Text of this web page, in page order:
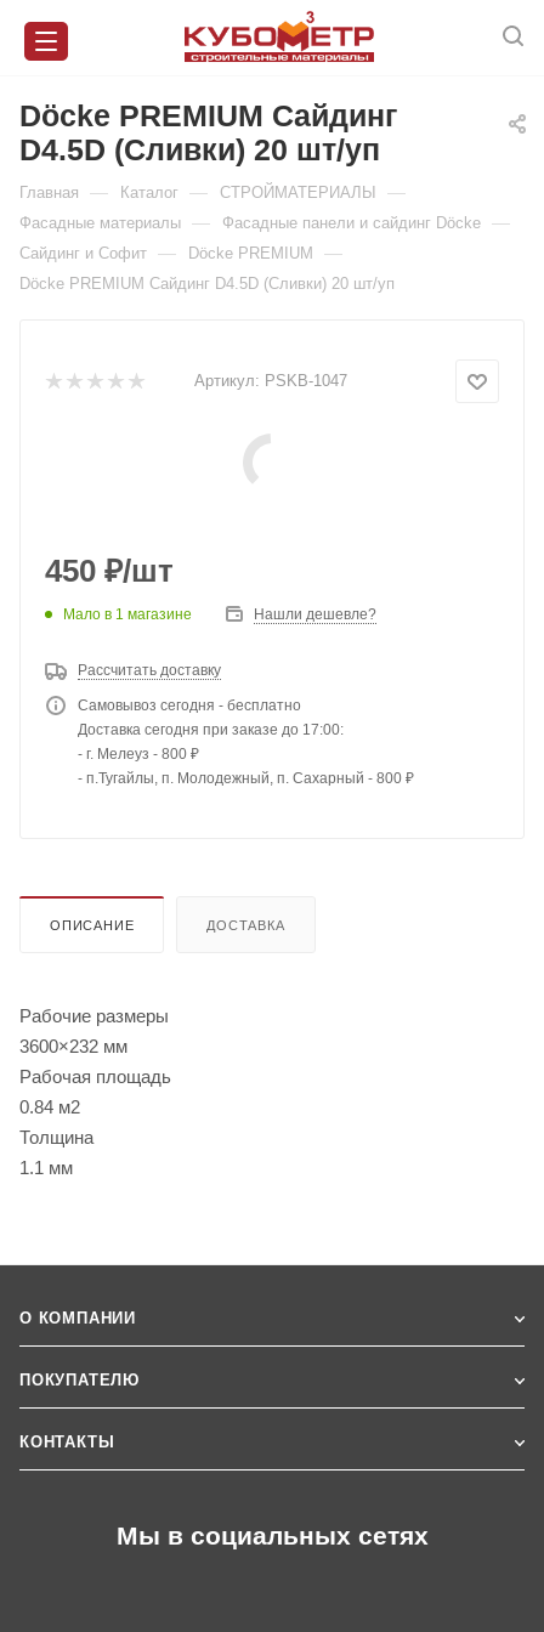
Döcke PREMIUM Сайдинг
D4.5D (Сливки) 20 шт/уп
Главная — Каталог — СТРОЙМАТЕРИАЛЫ —
Фасадные материалы — Фасадные панели и сайдинг Döcke —
Сайдинг и Софит — Döcke PREMIUM —
Döcke PREMIUM Сайдинг D4.5D (Сливки) 20 шт/уп
Артикул: PSKB-1047
450 ₽/шт
Мало в 1 магазине Нашли дешевле?
Рассчитать доставку
Самовывоз сегодня - бесплатно
Доставка сегодня при заказе до 17:00:
- г. Мелеуз - 800 ₽
- п.Тугайлы, п. Молодежный, п. Сахарный - 800 ₽
ОПИСАНИЕ ДОСТАВКА
Рабочие размеры
3600×232 мм
Рабочая площадь
0.84 м2
Толщина
1.1 мм
О КОМПАНИИ
ПОКУПАТЕЛЮ
КОНТАКТЫ
Мы в социальных сетях